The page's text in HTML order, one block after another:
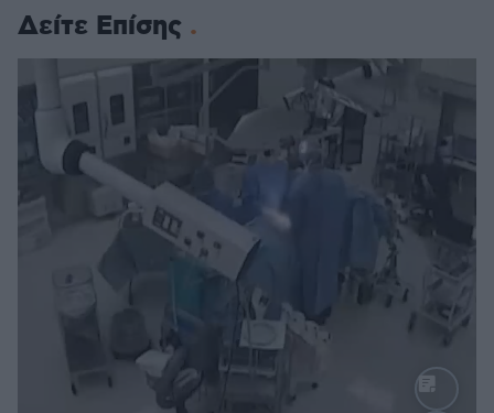
Δείτε Επίσης